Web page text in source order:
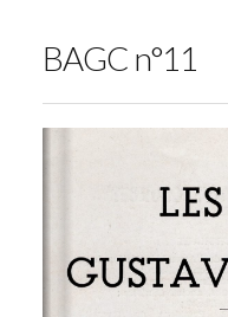
BAGC n°11